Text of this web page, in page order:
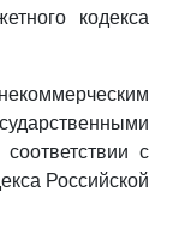
кодекса
с
Российской